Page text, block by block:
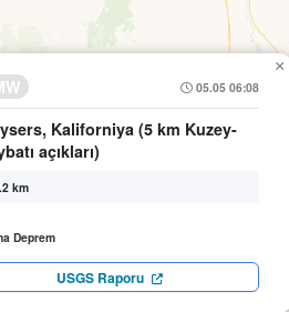
05.05 06:08
Kaliforniya (5 km Kuzey-
açıkları)
km
Deprem
USGS Raporu
×